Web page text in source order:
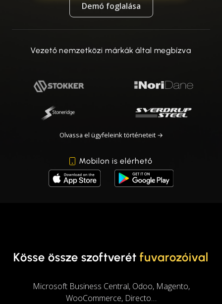
Demó foglalása
Vezető nemzetközi márkák által megbízva
Olvassa el ügyfeleink történeteit →
Mobilon is elérhető
Kösse össze szoftverét fuvarozóival
Microsoft Business Central, Odoo, Magento,
WooCommerce, Directo…